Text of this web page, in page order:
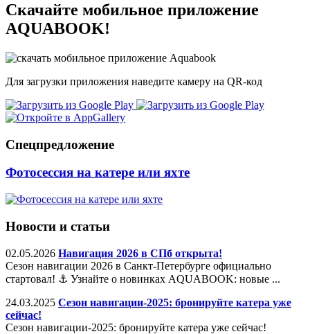
Скачайте мобильное приложение
AQUABOOK!
Для загрузки приложения наведите камеру на QR-код
Спецпредложение
Фотосессия на катере или яхте
Новости и статьи
02.05.2026 Навигация 2026 в СПб открыта!
Сезон навигации 2026 в Санкт-Петербурге официально
стартовал! ⚓️ Узнайте о новинках AQUABOOK: новые ...
24.03.2025 Сезон навигации-2025: бронируйте катера уже
сейчас!
Сезон навигации-2025: бронируйте катера уже сейчас!